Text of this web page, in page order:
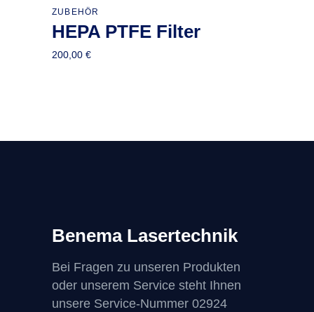
können
ZUBEHÖR
HEPA PTFE Filter
200,00 €
Benema Lasertechnik
Bei Fragen zu unseren Produkten
oder unserem Service steht Ihnen
unsere Service-Nummer 02924